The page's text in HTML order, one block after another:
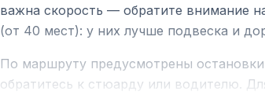
важна скорость — обратите внимание
(от 40 мест): у них лучше подвеска и
По маршруту предусмотрены
обратитесь к стюарду или водителю.